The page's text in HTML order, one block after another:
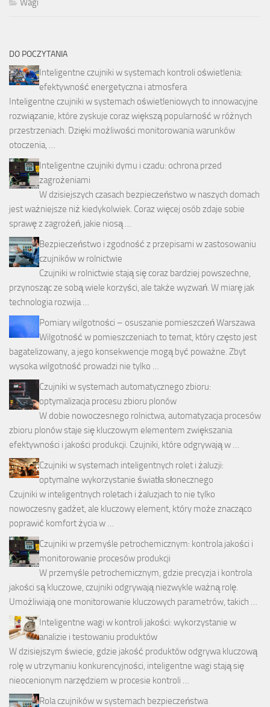
DO POCZYTANIA
Inteligentne czujniki w systemach kontroli oświetlenia:
efektywność energetyczna i atmosfera
Inteligentne czujniki w systemach oświetleniowych to innowacyjne
rozwiązanie, które zyskuje coraz większą popularność w różnych
przestrzeniach. Dzięki możliwości monitorowania warunków
otoczenia, …
Inteligentne czujniki dymu i czadu: ochrona przed
zagrożeniami
W dzisiejszych czasach bezpieczeństwo w naszych domach
jest ważniejsze niż kiedykolwiek. Coraz więcej osób zdaje sobie
sprawę z zagrożeń, jakie niosą …
Bezpieczeństwo i zgodność z przepisami w zastosowaniu
czujników w rolnictwie
Czujniki w rolnictwie stają się coraz bardziej powszechne,
przynosząc ze sobą wiele korzyści, ale także wyzwań. W miarę jak
technologia rozwija …
Pomiary wilgotności – osuszanie pomieszczeń Warszawa
Wilgotność w pomieszczeniach to temat, który często jest
bagatelizowany, a jego konsekwencje mogą być poważne. Zbyt
wysoka wilgotność prowadzi nie tylko …
Czujniki w systemach automatycznego zbioru:
optymalizacja procesu zbioru plonów
W dobie nowoczesnego rolnictwa, automatyzacja procesów
zbioru plonów staje się kluczowym elementem zwiększania
efektywności i jakości produkcji. Czujniki, które odgrywają w …
Czujniki w systemach inteligentnych rolet i żaluzji:
optymalne wykorzystanie światła słonecznego
Czujniki w inteligentnych roletach i żaluzjach to nie tylko
nowoczesny gadżet, ale kluczowy element, który może znacząco
poprawić komfort życia w …
Czujniki w przemyśle petrochemicznym: kontrola jakości i
monitorowanie procesów produkcji
W przemyśle petrochemicznym, gdzie precyzja i kontrola
jakości są kluczowe, czujniki odgrywają niezwykle ważną rolę.
Umożliwiają one monitorowanie kluczowych parametrów, takich …
Inteligentne wagi w kontroli jakości: wykorzystanie w
analizie i testowaniu produktów
W dzisiejszym świecie, gdzie jakość produktów odgrywa kluczową
rolę w utrzymaniu konkurencyjności, inteligentne wagi stają się
nieocenionym narzędziem w procesie kontroli …
Rola czujników w systemach bezpieczeństwa